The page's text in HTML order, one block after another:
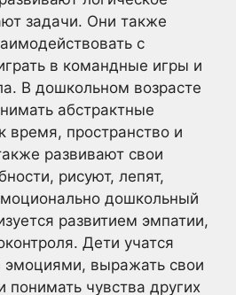
задачи. Они также
с
в командные игры и
В дошкольном возрасте
абстрактные
время, пространство и
развивают свои
рисуют, лепят,
дошкольный
развитием эмпатии,
Дети учатся
эмоциями, выражать свои
понимать чувства других